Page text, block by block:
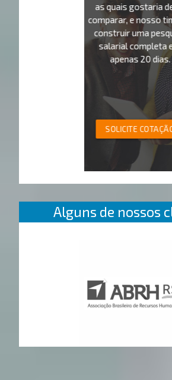
as quais gostaria
comparar, e nosso
construir uma
salarial completa
apenas 20 dias.
SOLICITE
Alguns de nossos